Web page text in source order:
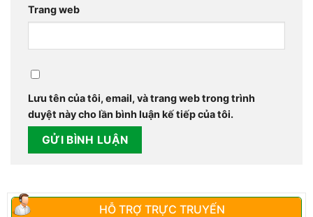
HỖ TRỢ TRỰC TRUYẾN
Trang web
Lưu tên của tôi, email, và trang web trong trình
duyệt này cho lần bình luận kế tiếp của tôi.